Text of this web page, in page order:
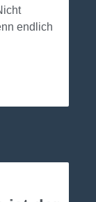
endlich